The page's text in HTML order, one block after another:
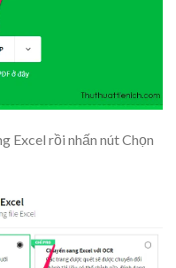
Excel rồi nhấn nútChọn